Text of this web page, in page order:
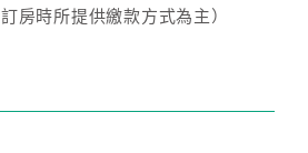
房時所提供繳款方式為主）